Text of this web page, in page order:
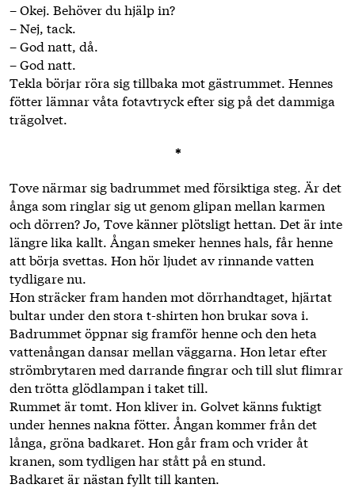
– Okej. Behöver du hjälp in?
– Nej, tack.
– God natt, då.
– God natt.
Tekla börjar röra sig tillbaka mot gästrummet. Hennes
fötter ­lämnar våta fotavtryck efter sig på det dammiga
trägolvet.
*
Tove närmar sig badrummet med försiktiga steg. Är det
ånga som ringlar sig ut genom glipan mellan karmen
och dörren? Jo, Tove ­känner plötsligt hettan. Det är inte
längre lika kallt. Ångan smeker hennes hals, får henne
att börja svettas. Hon hör ljudet av rinnande vatten
tydligare nu.
Hon sträcker fram handen mot dörrhandtaget, hjärtat
bultar under den stora t-shirten hon brukar sova i.
Badrummet öppnar sig framför henne och den heta
vattenångan dansar mellan väggarna. Hon ­letar efter
strömbrytaren med darrande fingrar och till slut flimrar
den trötta glödlampan i taket till.
Rummet är tomt. Hon kliver in. Golvet känns fuktigt
under ­hennes nakna fötter. Ångan kommer från det
långa, gröna badkaret. Hon går fram och vrider åt
kranen, som tydligen har stått på en stund.
Badkaret är nästan fyllt till kanten.